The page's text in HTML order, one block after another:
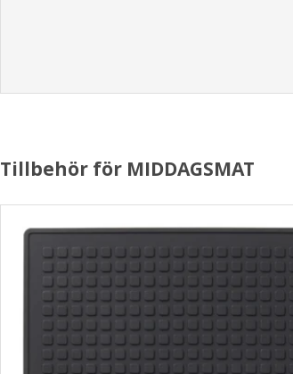
Tillbehör för MIDDAGSMAT